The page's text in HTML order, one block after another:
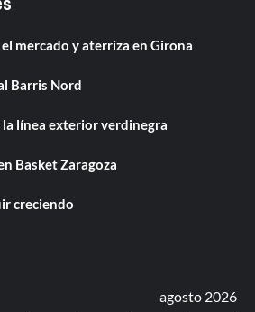
mercado y aterriza en Girona
Barris Nord
línea exterior verdinegra
Basket Zaragoza
creciendo
agosto 2026